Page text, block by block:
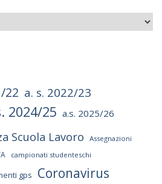
22 a. s. 2022/23
2024/25 a.s. 2025/26
Scuola Lavoro Assegnazioni
campionati studenteschi
gps Coronavirus